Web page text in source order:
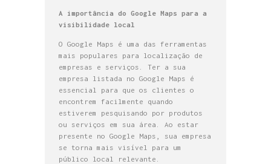
A importância do Google Maps para a
visibilidade local
O Google Maps é uma das ferramentas
mais populares para localização de
empresas e serviços. Ter a sua
empresa listada no Google Maps é
essencial para que os clientes o
encontrem facilmente quando
estiverem pesquisando por produtos
ou serviços em sua área. Ao estar
presente no Google Maps, sua empresa
se torna mais visível para um
público local relevante.